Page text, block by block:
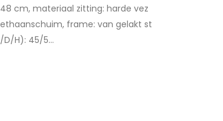
cm, materiaal zitting: harde vez
frame: van gelakt st
H): 45/5...